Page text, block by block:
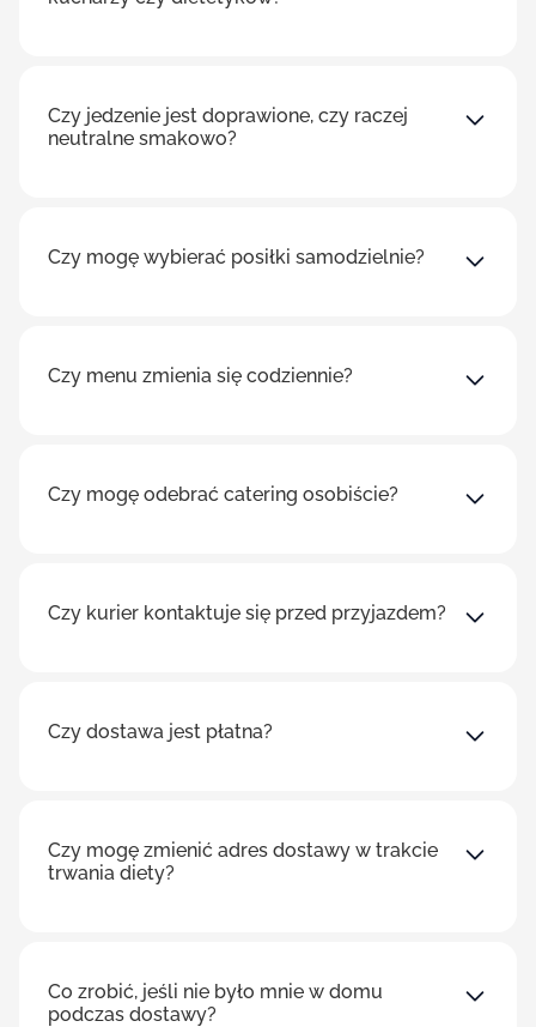
Czy jedzenie jest doprawione, czy raczej
neutralne smakowo?
Czy mogę wybierać posiłki samodzielnie?
Czy menu zmienia się codziennie?
Czy mogę odebrać catering osobiście?
Czy kurier kontaktuje się przed przyjazdem?
Czy dostawa jest płatna?
Czy mogę zmienić adres dostawy w trakcie
trwania diety?
Co zrobić, jeśli nie było mnie w domu
podczas dostawy?